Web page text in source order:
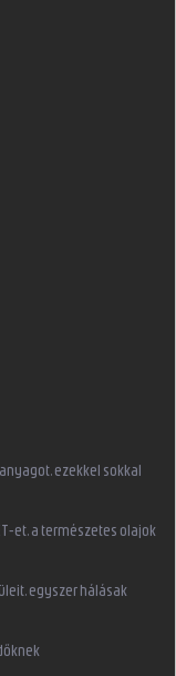
ezekkel sokkal
et, a természetes olajok
egyszer hálásak